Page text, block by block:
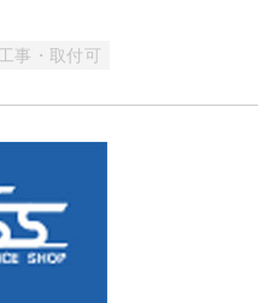
工事・取付可